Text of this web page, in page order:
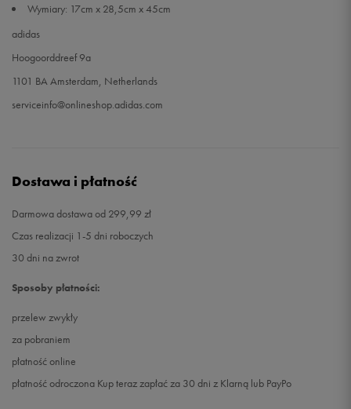
Wymiary: 17cm x 28,5cm x 45cm
adidas
Hoogoorddreef 9a
1101 BA Amsterdam, Netherlands
serviceinfo@onlineshop.adidas.com
Dostawa i płatność
Darmowa dostawa od 299,99 zł
Czas realizacji 1-5 dni roboczych
30 dni na zwrot
Sposoby płatności:
przelew zwykły
za pobraniem
płatność online
płatność odroczona Kup teraz zapłać za 30 dni z Klarną lub PayPo